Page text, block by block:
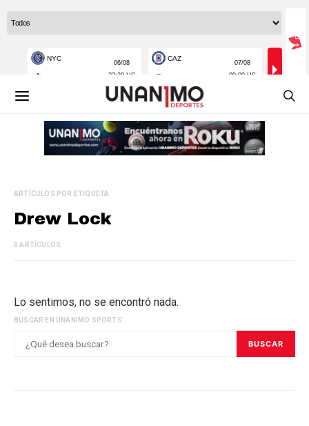
ARTÍCULOS POR ETIQUETA
Drew Lock
0 ARTÍCULOS
Lo sentimos, no se encontró nada.
BUSCAR EN UNANIMO SPORTS:
BUSCAR